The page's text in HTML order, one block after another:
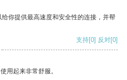
你提供最高速度和安全性的连接，并帮
支持[0] 反对[0]
用起来非常舒服。